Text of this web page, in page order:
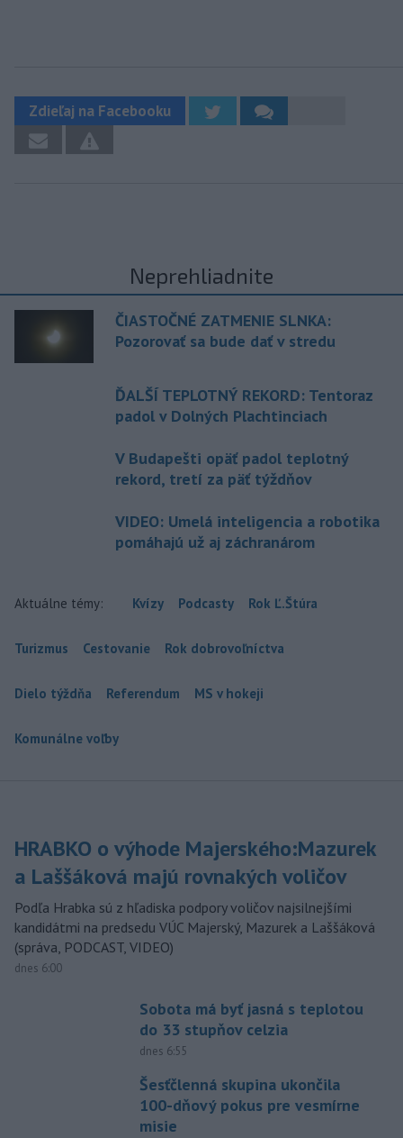
Zdieľaj na Facebooku
Neprehliadnite
ČIASTOČNÉ ZATMENIE SLNKA:
Pozorovať sa bude dať v stredu
ĎALŠÍ TEPLOTNÝ REKORD: Tentoraz
padol v Dolných Plachtinciach
V Budapešti opäť padol teplotný
rekord, tretí za päť týždňov
VIDEO: Umelá inteligencia a robotika
pomáhajú už aj záchranárom
Aktuálne témy: Kvízy Podcasty Rok Ľ.Štúra
Turizmus Cestovanie Rok dobrovoľníctva
Dielo týždňa Referendum MS v hokeji
Komunálne voľby
HRABKO o výhode Majerského:Mazurek
a Laššáková majú rovnakých voličov
Podľa Hrabka sú z hľadiska podpory voličov najsilnejšími
kandidátmi na predsedu VÚC Majerský, Mazurek a Laššáková
(správa, PODCAST, VIDEO)
dnes 6:00
Sobota má byť jasná s teplotou
do 33 stupňov celzia
dnes 6:55
Šesťčlenná skupina ukončila
100-dňový pokus pre vesmírne
misie